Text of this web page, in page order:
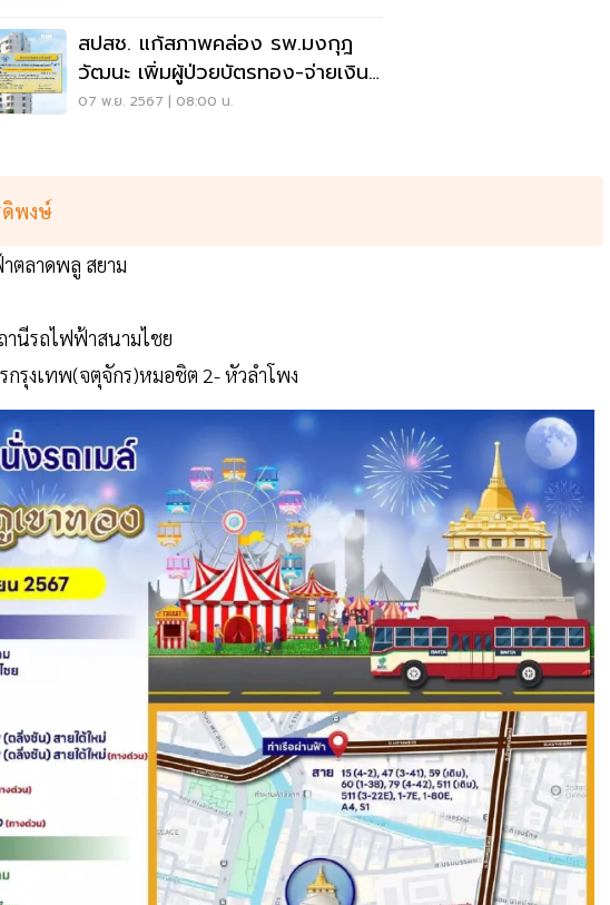
สปสช. แก้สภาพคล่อง รพ.มงกุฎ
วัฒนะ เพิ่มผู้ป่วยบัตรทอง-จ่ายเงิน
ล่วงหน้า
07 พ.ย. 2567 | 08:00 น.
ดิพงษ์
ตลาดพลู สยาม
านีรถไฟฟ้าสนามไชย
กรุงเทพ(จตุจักร)หมอชิต 2- หัวลำโพง